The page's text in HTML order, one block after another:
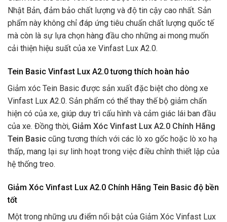
Nhật Bản, đảm bảo chất lượng và độ tin cậy cao nhất. Sản
phẩm này không chỉ đáp ứng tiêu chuẩn chất lượng quốc tế
mà còn là sự lựa chọn hàng đầu cho những ai mong muốn
cải thiện hiệu suất của xe Vinfast Lux A2.0.
Tein Basic Vinfast Lux A2.0 tương thích hoàn hảo
Giảm xóc Tein Basic được sản xuất đặc biệt cho dòng xe
Vinfast Lux A2.0. Sản phẩm có thể thay thế bộ giảm chấn
hiện có của xe, giúp duy trì cấu hình và cảm giác lái ban đầu
của xe. Đồng thời, Giảm Xóc Vinfast Lux A2.0 Chính Hãng
Tein Basic cũng tương thích với các lò xo gốc hoặc lò xo hạ
thấp, mang lại sự linh hoạt trong việc điều chỉnh thiết lập của
hệ thống treo.
Giảm Xóc Vinfast Lux A2.0 Chính Hãng Tein Basic độ bền
tốt
Một trong những ưu điểm nổi bật của Giảm Xóc Vinfast Lux